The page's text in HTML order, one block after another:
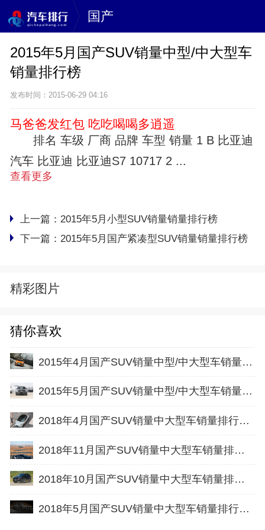
国产
2015年5月国产SUV销量中型/中大型车
销量排行榜
发布时间：2015-06-29 04:16
马爸爸发红包 吃吃喝喝多逍遥
排名 车级 厂商 品牌 车型 销量 1 B 比亚迪
汽车 比亚迪 比亚迪S7 10717 2 ...
查看更多
上一篇： 2015年5月小型SUV销量销量排行榜
下一篇： 2015年5月国产紧凑型SUV销量销量排行榜
精彩图片
猜你喜欢
2015年4月国产SUV销量中型/中大型车销量排行榜
2015年5月国产SUV销量中型/中大型车销量排行榜
2018年4月国产SUV销量中大型车销量排行榜完整版名单
2018年11月国产SUV销量中大型车销量排行榜完整版名单
2018年10月国产SUV销量中大型车销量排行榜完整版名单
2018年5月国产SUV销量中大型车销量排行榜完整版名单